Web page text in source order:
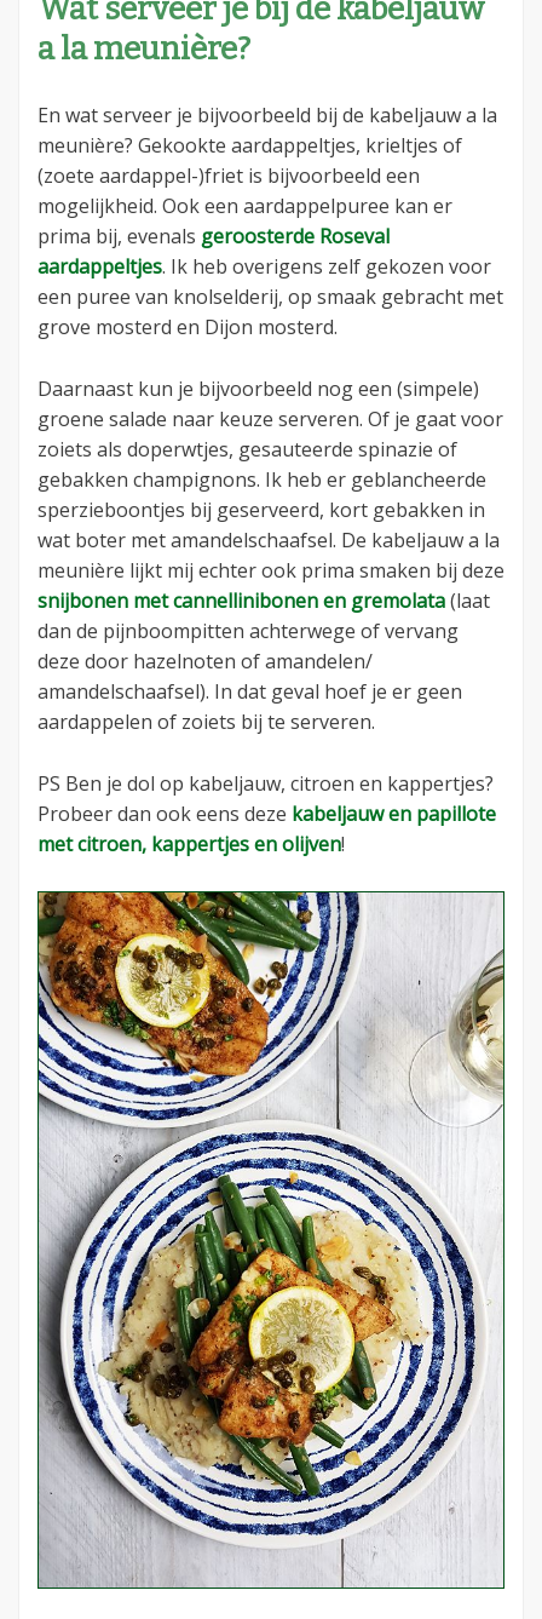
Wat serveer je bij de kabeljauw
a la meunière?
En wat serveer je bijvoorbeeld bij de kabeljauw a la
meunière? Gekookte aardappeltjes, krieltjes of
(zoete aardappel-)friet is bijvoorbeeld een
mogelijkheid. Ook een aardappelpuree kan er
prima bij, evenals geroosterde Roseval
aardappeltjes. Ik heb overigens zelf gekozen voor
een puree van knolselderij, op smaak gebracht met
grove mosterd en Dijon mosterd.
Daarnaast kun je bijvoorbeeld nog een (simpele)
groene salade naar keuze serveren. Of je gaat voor
zoiets als doperwtjes, gesauteerde spinazie of
gebakken champignons. Ik heb er geblancheerde
sperzieboontjes bij geserveerd, kort gebakken in
wat boter met amandelschaafsel. De kabeljauw a la
meunière lijkt mij echter ook prima smaken bij deze
snijbonen met cannellinibonen en gremolata(laat
dan de pijnboompitten achterwege of vervang
deze door hazelnoten of amandelen/
amandelschaafsel). In dat geval hoef je er geen
aardappelen of zoiets bij te serveren.
PS Ben je dol op kabeljauw, citroen en kappertjes?
Probeer dan ook eens deze kabeljauw en papillote
met citroen, kappertjes en olijven!